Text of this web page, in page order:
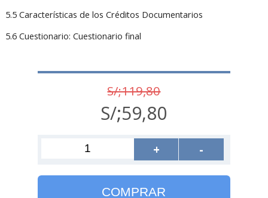
5.5 Características de los Créditos Documentarios
5.6 Cuestionario: Cuestionario final
S/;119,80
S/;59,80
+ -
COMPRAR